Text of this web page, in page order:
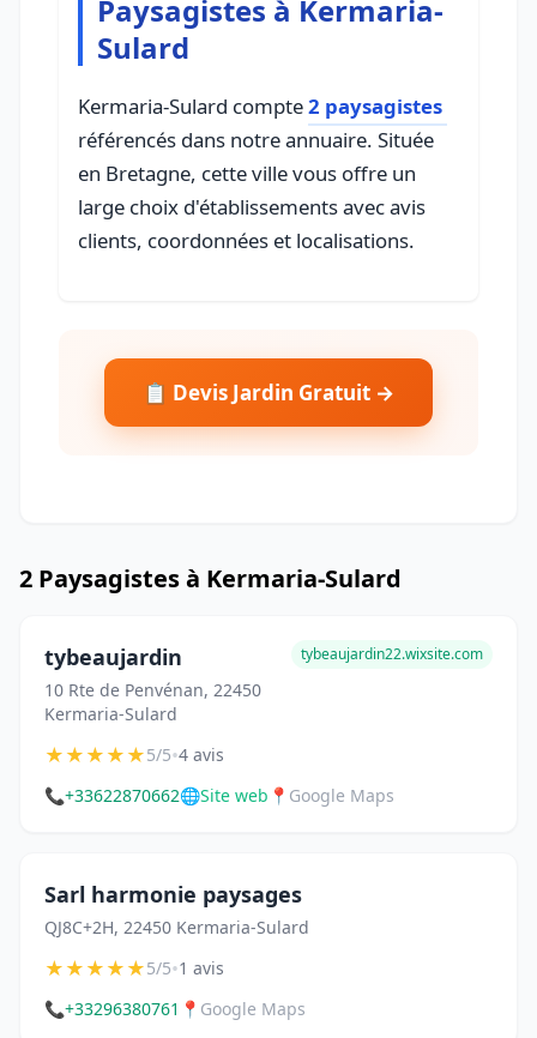
Paysagistes à Kermaria-
Sulard
Kermaria-Sulard compte2 paysagistes
référencés dans notre annuaire. Située
en Bretagne, cette ville vous offre un
large choix d'établissements avec avis
clients, coordonnées et localisations.
📋 Devis Jardin Gratuit →
2 Paysagistes à Kermaria-Sulard
tybeaujardin
10 Rte de Penvénan, 22450
Kermaria-Sulard
tybeaujardin22.wixsite.com
★★★★★5/5•4 avis
📞+33622870662🌐Site web 📍 Google Maps
Sarl harmonie paysages
QJ8C+2H, 22450 Kermaria-Sulard
★★★★★5/5•1 avis
📞+33296380761 📍 Google Maps